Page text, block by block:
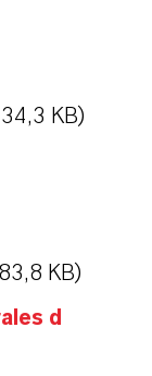
KB)
KB)
d